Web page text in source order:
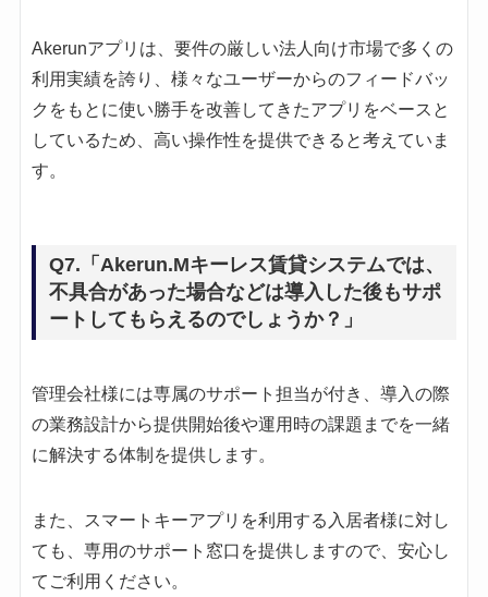
Akerunアプリは、要件の厳しい法人向け市場で多くの
利用実績を誇り、様々なユーザーからのフィードバッ
クをもとに使い勝手を改善してきたアプリをベースと
しているため、高い操作性を提供できると考えていま
す。
Q7.「Akerun.Mキーレス賃貸システムでは、
不具合があった場合などは導入した後もサポ
ートしてもらえるのでしょうか？」
管理会社様には専属のサポート担当が付き、導入の際
の業務設計から提供開始後や運用時の課題までを一緒
に解決する体制を提供します。
また、スマートキーアプリを利用する入居者様に対し
ても、専用のサポート窓口を提供しますので、安心し
てご利用ください。